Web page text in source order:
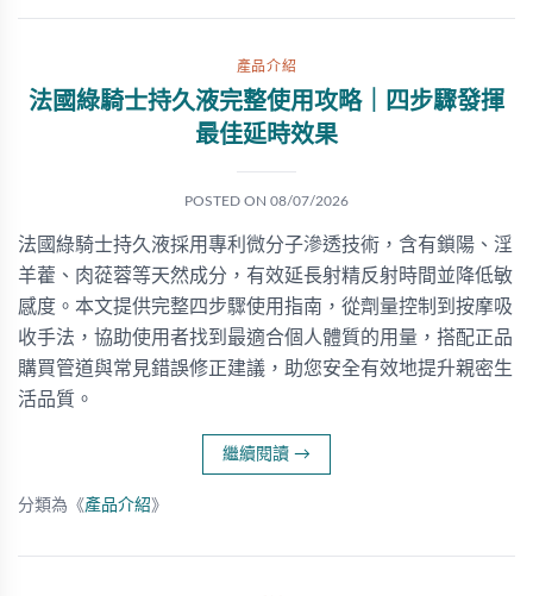
產品介紹
法國綠騎士持久液完整使用攻略｜四步驟發揮
最佳延時效果
POSTED ON 08/07/2026
法國綠騎士持久液採用專利微分子滲透技術，含有鎖陽、淫
羊藿、肉蓯蓉等天然成分，有效延長射精反射時間並降低敏
感度。本文提供完整四步驟使用指南，從劑量控制到按摩吸
收手法，協助使用者找到最適合個人體質的用量，搭配正品
購買管道與常見錯誤修正建議，助您安全有效地提升親密生
活品質。
繼續閱讀 →
分類為《產品介紹》